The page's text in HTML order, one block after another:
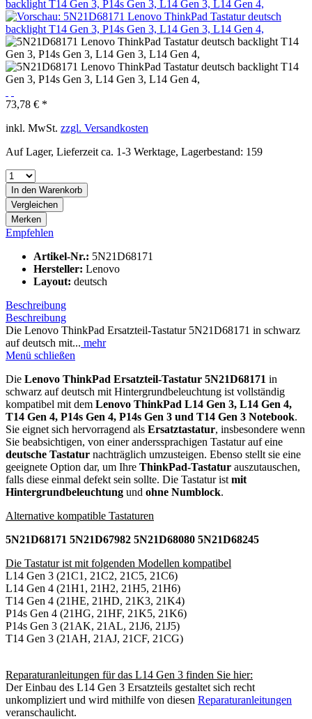
73,78 € *
inkl. MwSt. zzgl. Versandkosten
Auf Lager, Lieferzeit ca. 1-3 Werktage, Lagerbestand: 159
In den Warenkorb
Vergleichen
Merken
Empfehlen
Artikel-Nr.: 5N21D68171
Hersteller: Lenovo
Layout: deutsch
Beschreibung
Beschreibung
Die Lenovo ThinkPad Ersatzteil-Tastatur 5N21D68171 in schwarz
auf deutsch mit... mehr
Menü schließen
Die Lenovo ThinkPad Ersatzteil-Tastatur 5N21D68171 in
schwarz auf deutsch mit Hintergrundbeleuchtung ist vollständig
kompatibel mit dem Lenovo ThinkPad L14 Gen 3, L14 Gen 4,
T14 Gen 4, P14s Gen 4, P14s Gen 3 und T14 Gen 3 Notebook.
Sie eignet sich hervorragend als Ersatztastatur, insbesondere wenn
Sie beabsichtigen, von einer anderssprachigen Tastatur auf eine
deutsche Tastatur nachträglich umzusteigen. Ebenso stellt sie eine
geeignete Option dar, um Ihre ThinkPad-Tastatur auszutauschen,
falls diese einmal defekt sein sollte. Die Tastatur ist mit
Hintergrundbeleuchtung und ohne Numblock.
Alternative kompatible Tastaturen
5N21D68171 5N21D67982 5N21D68080 5N21D68245
Die Tastatur ist mit folgenden Modellen kompatibel
L14 Gen 3 (21C1, 21C2, 21C5, 21C6)
L14 Gen 4 (21H1, 21H2, 21H5, 21H6)
T14 Gen 4 (21HE, 21HD, 21K3, 21K4)
P14s Gen 4 (21HG, 21HF, 21K5, 21K6)
P14s Gen 3 (21AK, 21AL, 21J6, 21J5)
T14 Gen 3 (21AH, 21AJ, 21CF, 21CG)
Reparaturanleitungen für das L14 Gen 3 finden Sie hier:
Der Einbau des L14 Gen 3 Ersatzteils gestaltet sich recht
unkompliziert und wird mithilfe von diesen Reparaturanleitungen
veranschaulicht.